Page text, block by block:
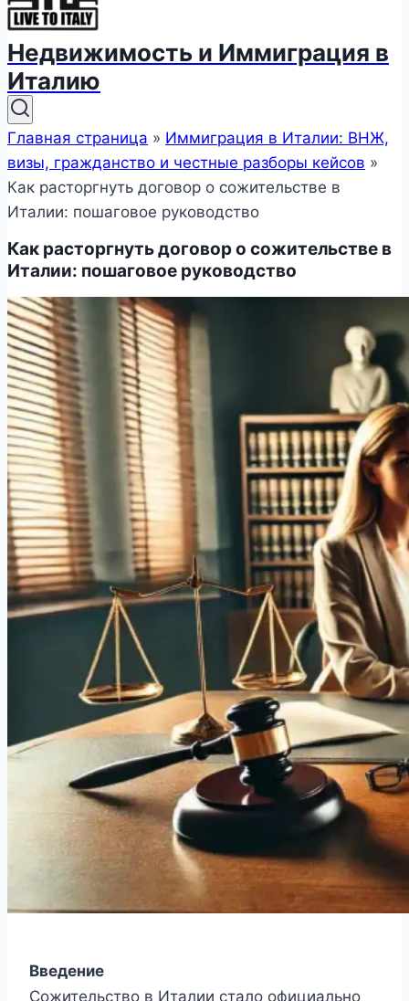
Недвижимость и Иммиграция в
Италию
Главная страница » Иммиграция в Италии: ВНЖ,
визы, гражданство и честные разборы кейсов »
Как расторгнуть договор о сожительстве в
Италии: пошаговое руководство
Как расторгнуть договор о сожительстве в
Италии: пошаговое руководство
Введение
Сожительство в Италии стало официально